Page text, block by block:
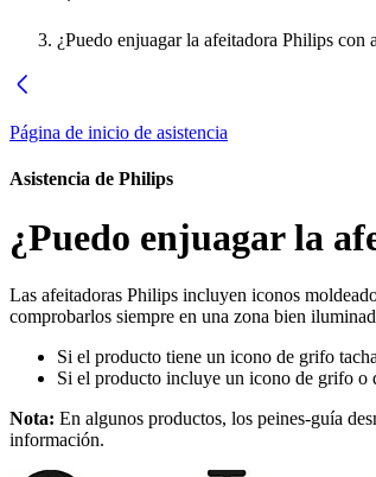
¿Puedo enjuagar la afeitadora Philips con
Página de inicio de asistencia
Asistencia de Philips
¿Puedo enjuagar la
Las afeitadoras Philips incluyen iconos
comprobarlos siempre en una zona bien
Si el producto tiene un icono de grifo
Si el producto incluye un icono de grifo o
Nota: En algunos productos, los peines-guía
información.